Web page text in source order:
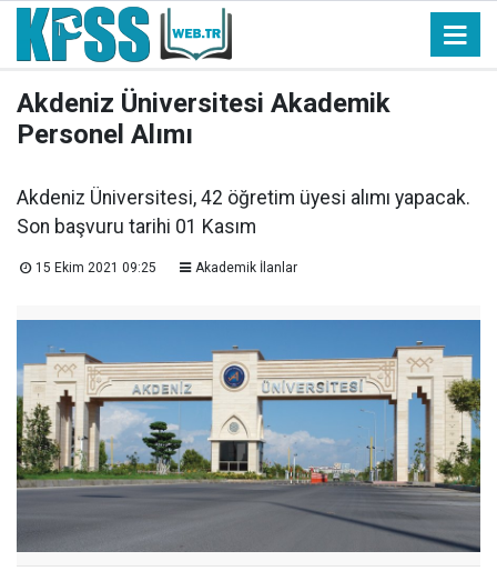
Akdeniz Üniversitesi Akademik
Personel Alımı
Akdeniz Üniversitesi, 42 öğretim üyesi alımı yapacak.
Son başvuru tarihi 01 Kasım
15 Ekim 2021 09:25 Akademik İlanlar